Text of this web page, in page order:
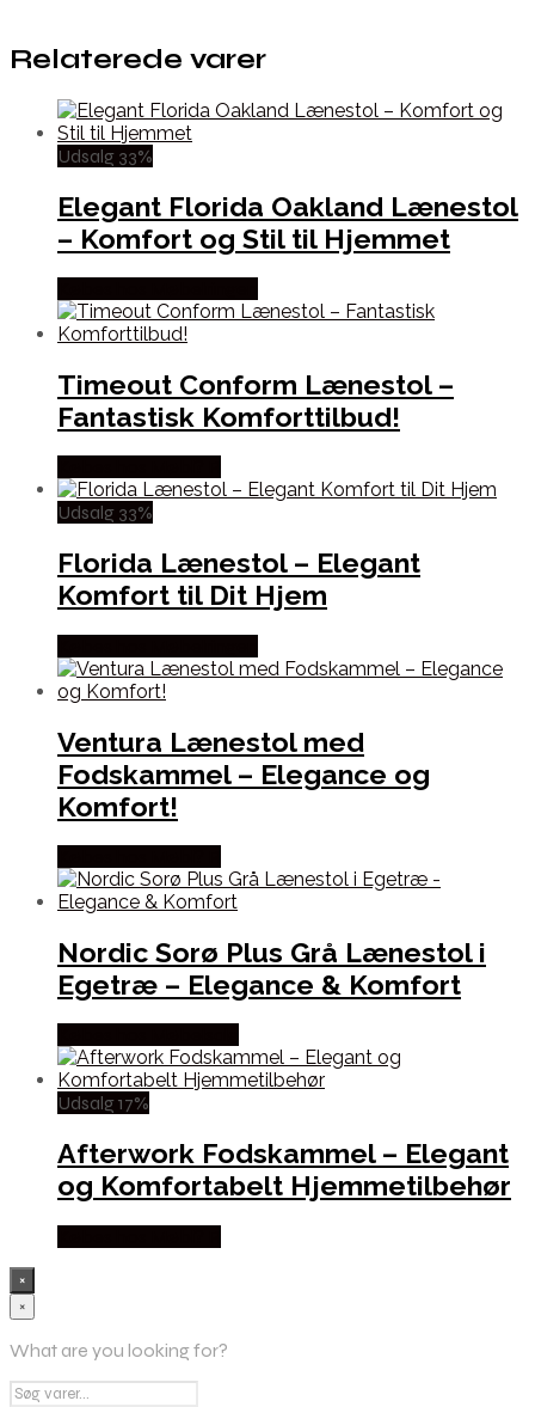
Relaterede varer
Udsalg 33%
Elegant Florida Oakland Lænestol
– Komfort og Stil til Hjemmet
Timeout Conform Lænestol –
Fantastisk Komforttilbud!
Udsalg 33%
Florida Lænestol – Elegant
Komfort til Dit Hjem
Ventura Lænestol med
Fodskammel – Elegance og
Komfort!
Nordic Sorø Plus Grå Lænestol i
Egetræ – Elegance & Komfort
Udsalg 17%
Afterwork Fodskammel – Elegant
og Komfortabelt Hjemmetilbehør
×
×
What are you looking for?